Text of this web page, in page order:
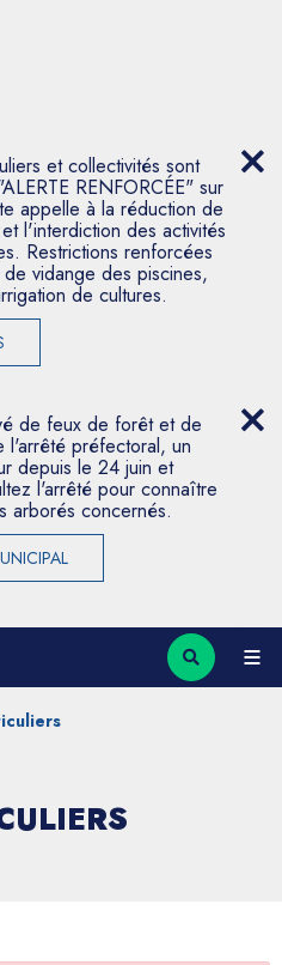
et collectivités sont
RENFORCÉE" sur
appelle à la réduction de
l'interdiction des activités
Restrictions renforcées
vidange des piscines,
de cultures.
de feux de forêt et de
l'arrêté préfectoral, un
depuis le 24 juin et
l'arrêté pour connaître
arborés concernés.